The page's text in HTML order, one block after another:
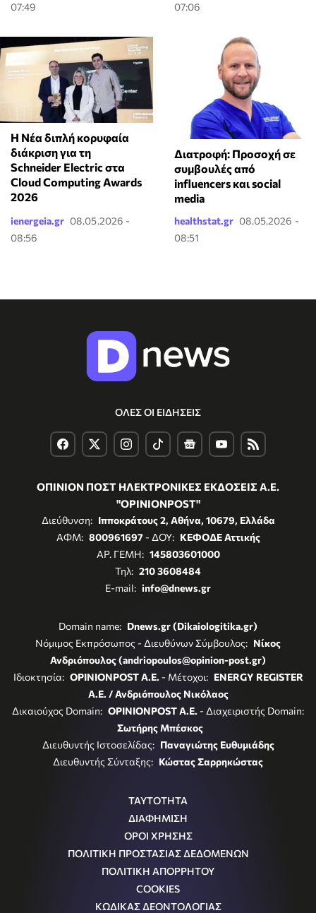
07:49
07:06
Η Νέα διπλή κορυφαία
διάκριση για τη
Schneider Electric στα
Cloud Computing Awards
2026
ienergeia.gr 08.05.2026 -
08:56
Διατροφή: Προσοχή σε
συμβουλές από
influencers και social
media
healthstat.gr 08.05.2026 -
08:51
ΟΛΕΣ ΟΙ ΕΙΔΗΣΕΙΣ
ΟΠΙΝΙΟΝ ΠΟΣΤ ΗΛΕΚΤΡΟΝΙΚΕΣ ΕΚΔΟΣΕΙΣ Α.Ε.
"OPINIONPOST"
Διεύθυνση: Ιπποκράτους 2, Αθήνα, 10679, Ελλάδα
ΑΦΜ: 800961697- ΔΟΥ: ΚΕΦΟΔΕ Αττικής
ΑΡ. ΓΕΜΗ: 145803601000
Τηλ: 210 3608484
E-mail: info@dnews.gr
Domain name: Dnews.gr (Dikaiologitika.gr)
Νόμιμος Εκπρόσωπος - Διευθύνων Σύμβουλος: Νίκος
Ανδριόπουλος (andriopoulos@opinion-post.gr)
Ιδιοκτησία: OPINIONPOST A.E. - Μέτοχοι: ENERGY REGISTER
Α.Ε. / Ανδριόπουλος Νικόλαος
Δικαιούχος Domain: OPINIONPOST A.E. - Διαχειριστής Domain:
Σωτήρης Μπέσκος
Διευθυντής Ιστοσελίδας: Παναγιώτης Ευθυμιάδης
Διευθυντής Σύνταξης: Κώστας Σαρρηκώστας
ΤΑΥΤΟΤΗΤΑ
ΔΙΑΦΗΜΙΣΗ
ΟΡΟΙ ΧΡΗΣΗΣ
ΠΟΛΙΤΙΚΗ ΠΡΟΣΤΑΣΙΑΣ ΔΕΔΟΜΕΝΩΝ
ΠΟΛΙΤΙΚΗ ΑΠΟΡΡΗΤΟΥ
COOKIES
ΚΩΔΙΚΑΣ ΔΕΟΝΤΟΛΟΓΙΑΣ